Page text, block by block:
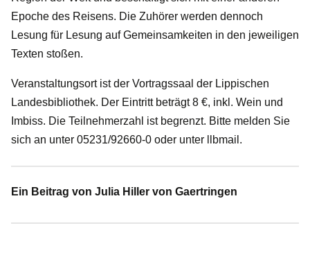
Epoche des Reisens. Die Zuhörer werden dennoch
Lesung für Lesung auf Gemeinsamkeiten in den jeweiligen
Texten stoßen.
Veranstaltungsort ist der Vortragssaal der Lippischen
Landesbibliothek. Der Eintritt beträgt 8 €, inkl. Wein und
Imbiss. Die Teilnehmerzahl ist begrenzt. Bitte melden Sie
sich an unter 05231/92660-0 oder unter llbmail.
Ein Beitrag von Julia Hiller von Gaertringen